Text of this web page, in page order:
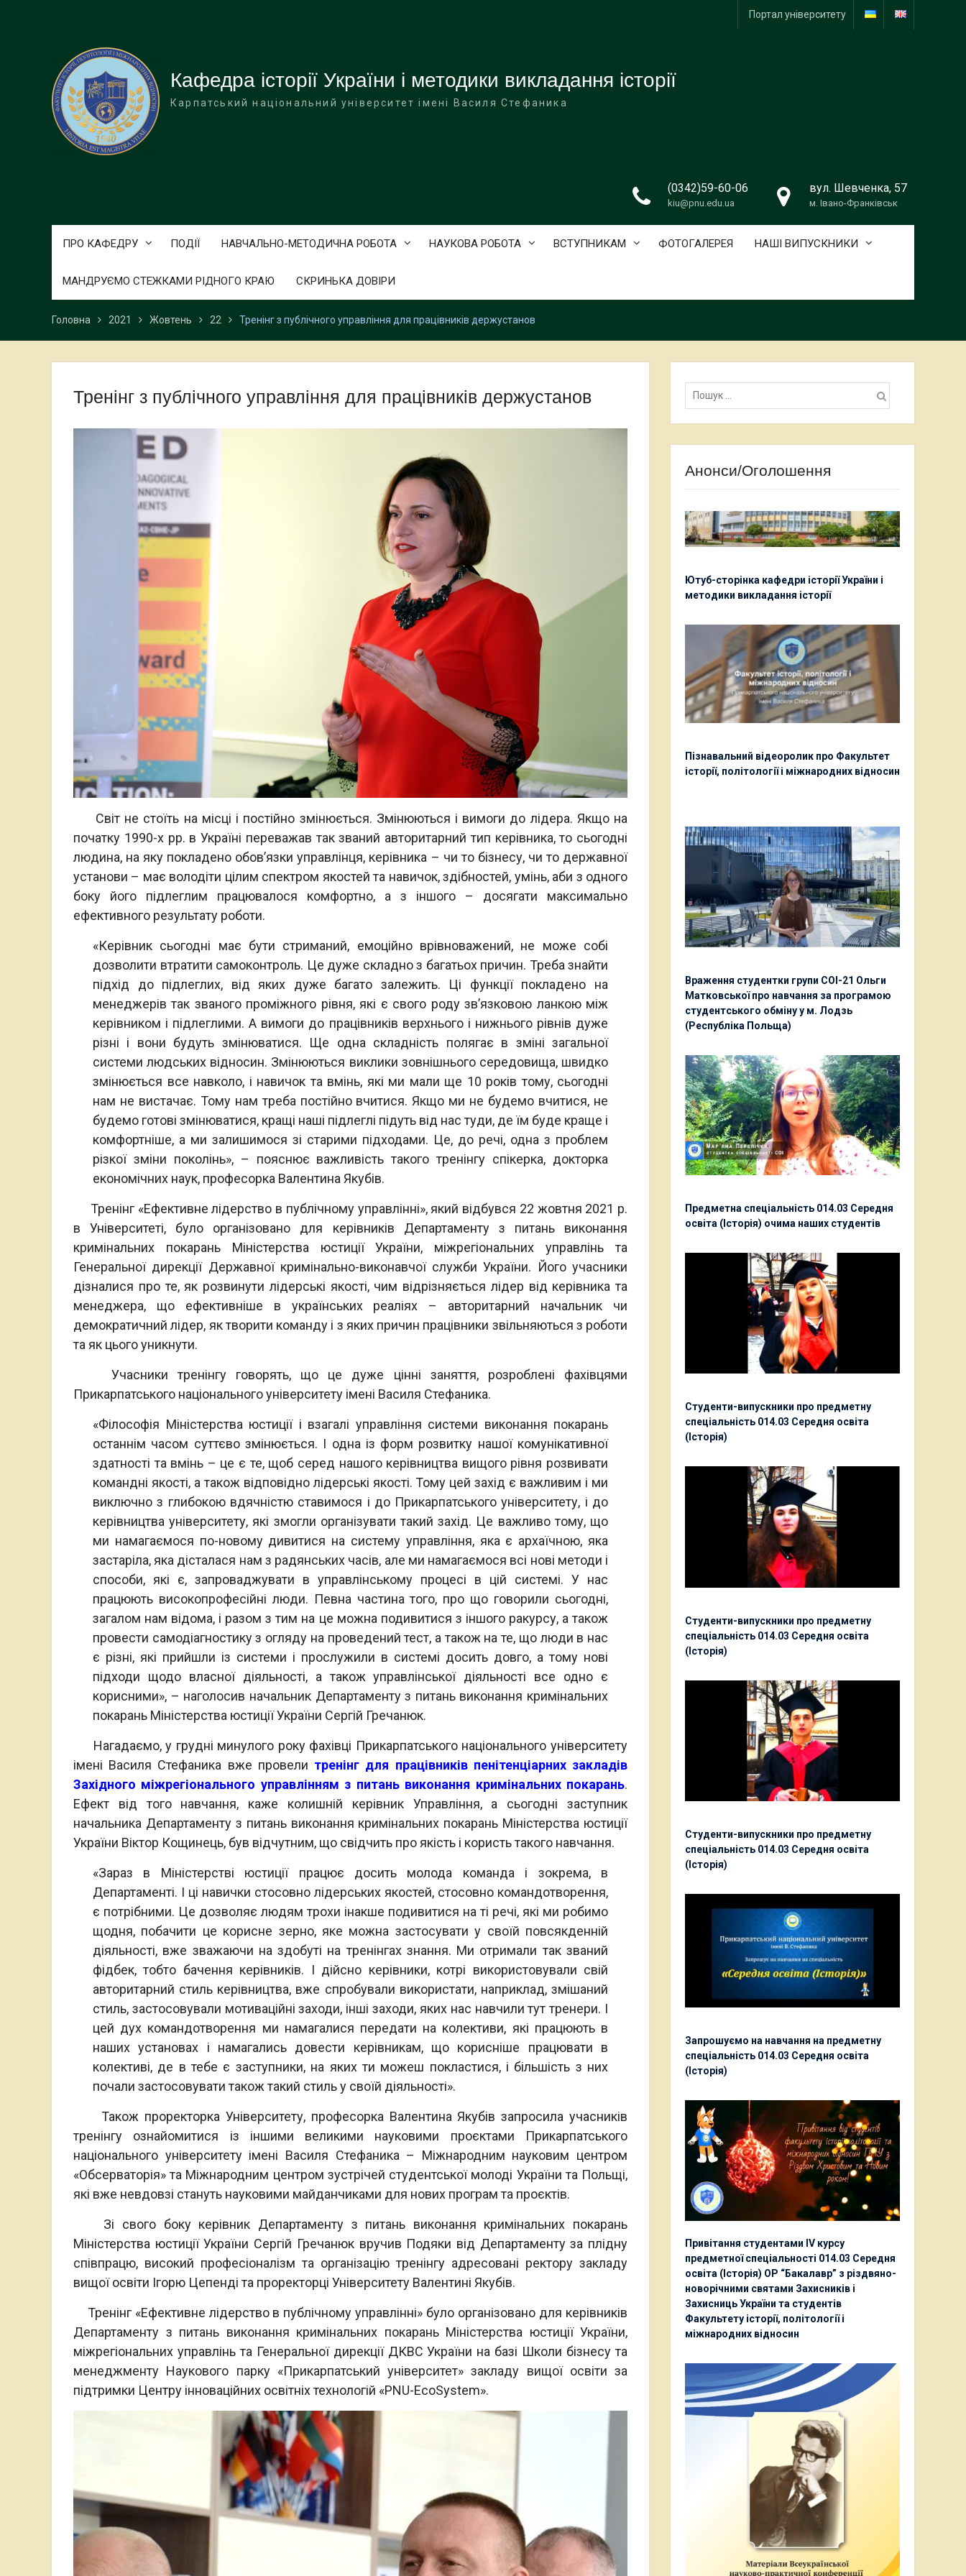
Портал університету
Кафедра історії України і методики викладання історії
Карпатський національний університет імені Василя Стефаника
(0342)59-60-06
kiu@pnu.edu.ua
вул. Шевченка, 57
м. Івано-Франківськ
ПРО КАФЕДРУ ПОДІЇ НАВЧАЛЬНО-МЕТОДИЧНА РОБОТА НАУКОВА РОБОТА ВСТУПНИКАМ ФОТОГАЛЕРЕЯ НАШІ ВИПУСКНИКИ
МАНДРУЄМО СТЕЖКАМИ РІДНОГО КРАЮ СКРИНЬКА ДОВІРИ
Головна 2021 Жовтень 22 Тренінг з публічного управління для працівників держустанов
Тренінг з публічного управління для працівників держустанов
Світ не стоїть на місці і постійно змінюється. Змінюються і вимоги до лідера. Якщо на
початку 1990-х рр. в Україні переважав так званий авторитарний тип керівника, то сьогодні
людина, на яку покладено обов’язки управлінця, керівника – чи то бізнесу, чи то державної
установи – має володіти цілим спектром якостей та навичок, здібностей, умінь, аби з одного
боку його підлеглим працювалося комфортно, а з іншого – досягати максимально
ефективного результату роботи.
«Керівник сьогодні має бути стриманий, емоційно врівноважений, не може собі
дозволити втратити самоконтроль. Це дуже складно з багатьох причин. Треба знайти
підхід до підлеглих, від яких дуже багато залежить. Ці функції покладено на
менеджерів так званого проміжного рівня, які є свого роду зв’язковою ланкою між
керівником і підлеглими. А вимоги до працівників верхнього і нижнього рівнів дуже
різні і вони будуть змінюватися. Ще одна складність полягає в зміні загальної
системи людських відносин. Змінюються виклики зовнішнього середовища, швидко
змінюється все навколо, і навичок та вмінь, які ми мали ще 10 років тому, сьогодні
нам не вистачає. Тому нам треба постійно вчитися. Якщо ми не будемо вчитися, не
будемо готові змінюватися, кращі наші підлеглі підуть від нас туди, де їм буде краще і
комфортніше, а ми залишимося зі старими підходами. Це, до речі, одна з проблем
різкої зміни поколінь», – пояснює важливість такого тренінгу спікерка, докторка
економічних наук, професорка Валентина Якубів.
Тренінг «Ефективне лідерство в публічному управлінні», який відбувся 22 жовтня 2021 р.
в Університеті, було організовано для керівників Департаменту з питань виконання
кримінальних покарань Міністерства юстиції України, міжрегіональних управлінь та
Генеральної дирекції Державної кримінально-виконавчої служби України. Його учасники
дізналися про те, як розвинути лідерські якості, чим відрізняється лідер від керівника та
менеджера, що ефективніше в українських реаліях – авторитарний начальник чи
демократичний лідер, як творити команду і з яких причин працівники звільняються з роботи
та як цього уникнути.
Учасники тренінгу говорять, що це дуже цінні заняття, розроблені фахівцями
Прикарпатського національного університету імені Василя Стефаника.
«Філософія Міністерства юстиції і взагалі управління системи виконання покарань
останнім часом суттєво змінюється. І одна із форм розвитку нашої комунікативної
здатності та вмінь – це є те, щоб серед нашого керівництва вищого рівня розвивати
командні якості, а також відповідно лідерські якості. Тому цей захід є важливим і ми
виключно з глибокою вдячністю ставимося і до Прикарпатського університету, і до
керівництва університету, які змогли організувати такий захід. Це важливо тому, що
ми намагаємося по-новому дивитися на систему управління, яка є архаїчною, яка
застаріла, яка дісталася нам з радянських часів, але ми намагаємося всі нові методи і
способи, які є, запроваджувати в управлінському процесі в цій системі. У нас
працюють високопрофесійні люди. Певна частина того, про що говорили сьогодні,
загалом нам відома, і разом з тим на це можна подивитися з іншого ракурсу, а також
провести самодіагностику з огляду на проведений тест, а також на те, що люди в нас
є різні, які прийшли із системи і прослужили в системі досить довго, а тому нові
підходи щодо власної діяльності, а також управлінської діяльності все одно є
корисними», – наголосив начальник Департаменту з питань виконання кримінальних
покарань Міністерства юстиції України Сергій Гречанюк.
Нагадаємо, у грудні минулого року фахівці Прикарпатського національного університету
імені Василя Стефаника вже провели тренінг для працівників пенітенціарних закладів
Західного міжрегіонального управлінням з питань виконання кримінальних покарань.
Ефект від того навчання, каже колишній керівник Управління, а сьогодні заступник
начальника Департаменту з питань виконання кримінальних покарань Міністерства юстиції
України Віктор Кощинець, був відчутним, що свідчить про якість і користь такого навчання.
«Зараз в Міністерстві юстиції працює досить молода команда і зокрема, в
Департаменті. І ці навички стосовно лідерських якостей, стосовно командотворення,
є потрібними. Це дозволяє людям трохи інакше подивитися на ті речі, які ми робимо
щодня, побачити це корисне зерно, яке можна застосувати у своїй повсякденній
діяльності, вже зважаючи на здобуті на тренінгах знання. Ми отримали так званий
фідбек, тобто бачення керівників. І дійсно керівники, котрі використовували свій
авторитарний стиль керівництва, вже спробували використати, наприклад, змішаний
стиль, застосовували мотиваційні заходи, інші заходи, яких нас навчили тут тренери. І
цей дух командотворення ми намагалися передати на колективи, які працюють в
наших установах і намагались довести керівникам, що корисніше працювати в
колективі, де в тебе є заступники, на яких ти можеш покластися, і більшість з них
почали застосовувати також такий стиль у своїй діяльності».
Також проректорка Університету, професорка Валентина Якубів запросила учасників
тренінгу ознайомитися із іншими великими науковими проєктами Прикарпатського
національного університету імені Василя Стефаника – Міжнародним науковим центром
«Обсерваторія» та Міжнародним центром зустрічей студентської молоді України та Польщі,
які вже невдовзі стануть науковими майданчиками для нових програм та проєктів.
Зі свого боку керівник Департаменту з питань виконання кримінальних покарань
Міністерства юстиції України Сергій Гречанюк вручив Подяки від Департаменту за плідну
співпрацю, високий професіоналізм та організацію тренінгу адресовані ректору закладу
вищої освіти Ігорю Цепенді та проректорці Університету Валентині Якубів.
Тренінг «Ефективне лідерство в публічному управлінні» було організовано для керівників
Департаменту з питань виконання кримінальних покарань Міністерства юстиції України,
міжрегіональних управлінь та Генеральної дирекції ДКВС України на базі Школи бізнесу та
менеджменту Наукового парку «Прикарпатський університет» закладу вищої освіти за
підтримки Центру інноваційних освітніх технологій «PNU-EcoSystem».
Пошук:
Анонси/Оголошення
Ютуб-сторінка кафедри історії України і
методики викладання історії
Пізнавальний відеоролик про Факультет
історії, політології і міжнародних відносин
Враження студентки групи СОІ-21 Ольги
Матковської про навчання за програмою
студентського обміну у м. Лодзь
(Республіка Польща)
Предметна спеціальність 014.03 Середня
освіта (Історія) очима наших студентів
Студенти-випускники про предметну
спеціальність 014.03 Середня освіта
(Історія)
Студенти-випускники про предметну
спеціальність 014.03 Середня освіта
(Історія)
Студенти-випускники про предметну
спеціальність 014.03 Середня освіта
(Історія)
Запрошуємо на навчання на предметну
спеціальність 014.03 Середня освіта
(Історія)
Привітання студентами ІV курсу
предметної спеціальності 014.03 Середня
освіта (Історія) ОР “Бакалавр” з різдвяно-
новорічними святами Захисників і
Захисниць України та студентів
Факультету історії, політології і
міжнародних відносин